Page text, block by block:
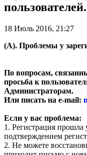
пользователей.
18 Июль 2016, 21:27
(А). Проблемы у
По вопросам,
просьба к
Администраторам.
Или писать на e-mail:
Если у вас проблема:
1. Регистрация
подтверждением
2. Не можете